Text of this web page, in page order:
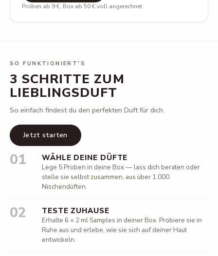
Proben ab 9 €, Box ab 50 € voll angerechnet
SO FUNKTIONIERT'S
3 SCHRITTE ZUM
LIEBLINGSDUFT
So einfach findest du den perfekten Duft für dich.
Jetzt starten
01 WÄHLE DEINE DÜFTE
Lege 5 Proben in deine Box — lass dich beraten oder
stelle sie selbst zusammen, aus über 1.000
Nischendüften.
02 TESTE ZUHAUSE
Erhalte 6 × 2 ml Samples in deiner Box. Probiere sie in
Ruhe aus und erlebe, wie sie sich auf deiner Haut
entwickeln.